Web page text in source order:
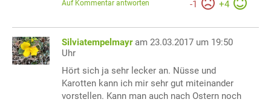
-1 +4
Auf Kommentar antworten
Silviatempelmayr am 23.03.2017 um 19:50
Uhr
Hört sich ja sehr lecker an. Nüsse und
Karotten kann ich mir sehr gut miteinander
vorstellen. Kann man auch nach Ostern noch